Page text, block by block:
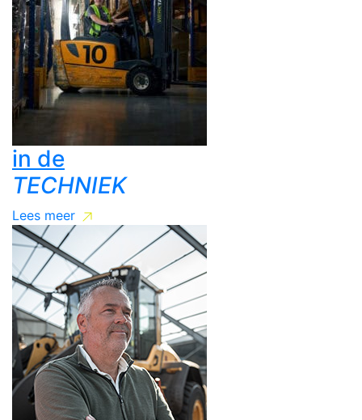
in de
TECHNIEK
Lees meer